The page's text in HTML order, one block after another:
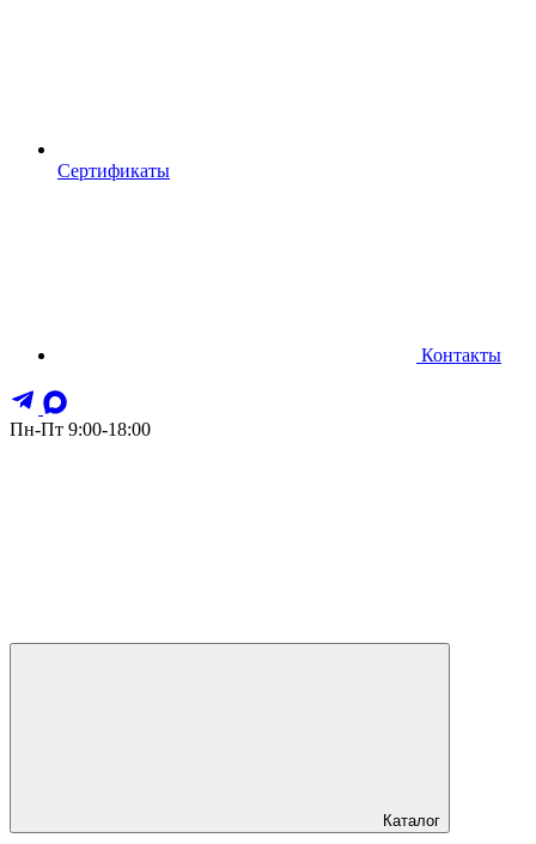
Сертификаты
Контакты
Пн-Пт 9:00-18:00
Каталог